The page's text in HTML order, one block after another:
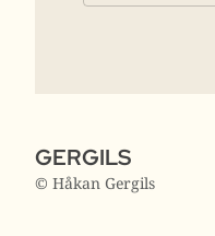
GERGILS
© Håkan Gergils